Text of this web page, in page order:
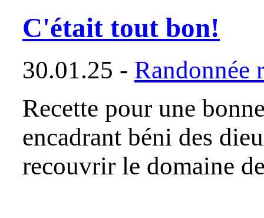
C'était tout bon!
30.01.25 - Randonnée
Recette pour une
encadrant béni des
recouvrir le domaine